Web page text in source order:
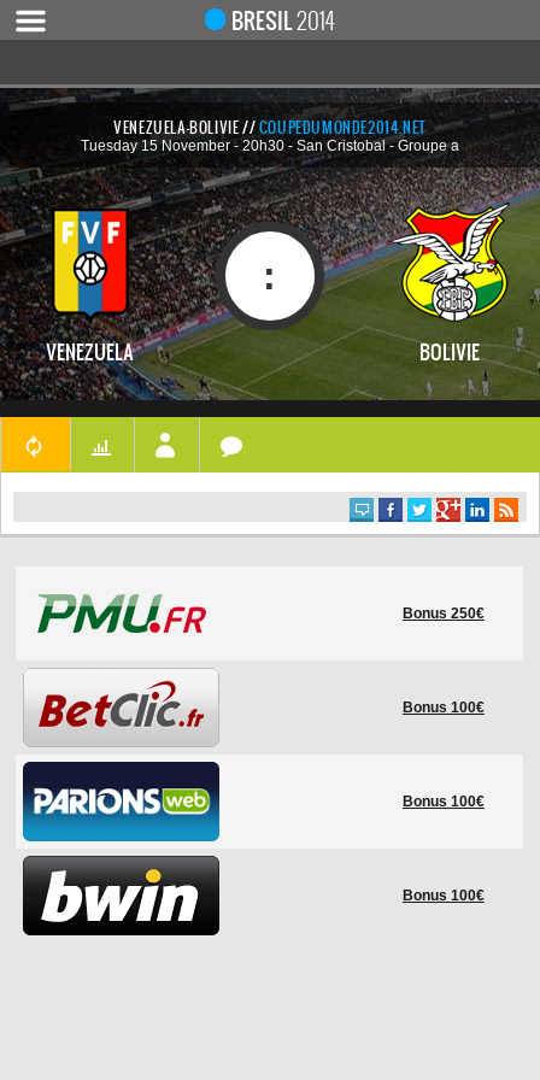
Notice : Undefined index: live [
BRESIL2014
ACCUEIL
ACTUALITÉ
COUPE DU MONDE 2019
MONDIAL 2014
CALENDRIER / RÉSULTATS
QUARTS DE FINALE
DEMI-FINALES
CLASSEMENTS
LES BUTEURS
LES 32 ÉQUIPES
LES STADES
HISTORIQUE
COUPE DES CONFÉDÉRATIONS
VENEZUELA-BOLIVIE //COUPEDUMONDE2014.NET
Tuesday 15 November - 20h30 - San Cristobal - Groupe a
VENEZUELA
:
BOLIVIE
Bonus 250€
Bonus 100€
Bonus 100€
Bonus 100€